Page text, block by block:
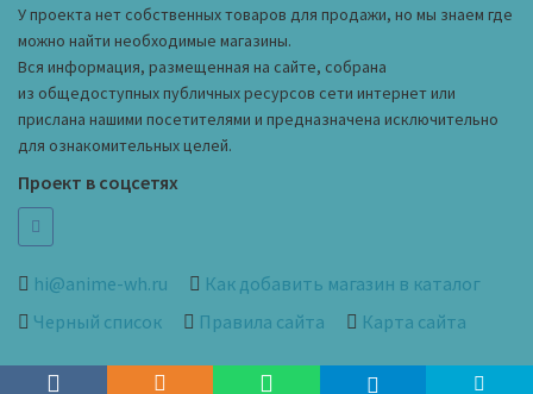
У проекта нет собственных товаров для продажи, но мы знаем где
можно найти необходимые магазины.
Вся информация, размещенная на сайте, собрана
из общедоступных публичных ресурсов сети интернет или
прислана нашими посетителями и предназначена исключительно
для ознакомительных целей.
Проект в соцсетях
hi@anime-wh.ru
Как добавить магазин в каталог
Черный список
Правила сайта Карта сайта